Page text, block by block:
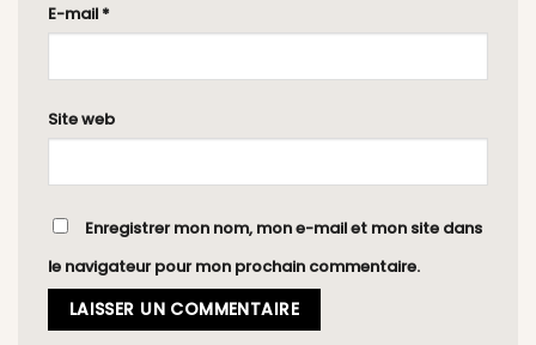
E-mail *
Site web
Enregistrer mon nom, mon e-mail et mon site dans
le navigateur pour mon prochain commentaire.